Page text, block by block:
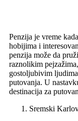
Penzija je vreme
hobijima i
penzija može da
raznolikim
gostoljubivim
putovanja. U
destinacija za
Sremski